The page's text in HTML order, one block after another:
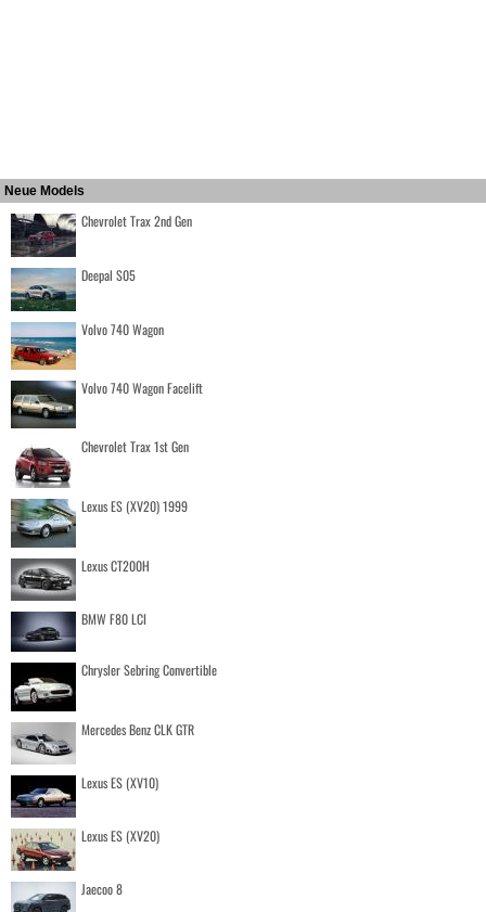
Neue Models
Chevrolet Trax 2nd Gen
Deepal S05
Volvo 740 Wagon
Volvo 740 Wagon Facelift
Chevrolet Trax 1st Gen
Lexus ES (XV20) 1999
Lexus CT200H
BMW F80 LCI
Chrysler Sebring Convertible
Mercedes Benz CLK GTR
Lexus ES (XV10)
Lexus ES (XV20)
Jaecoo 8